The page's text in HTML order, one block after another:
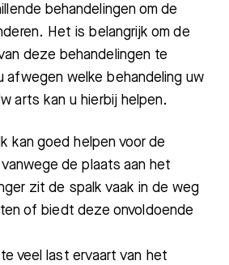
behandelingen om de
Het is belangrijk om de
deze behandelingen te
afwegen welke behandeling uw
arts kan u hierbij helpen.
kan goed helpen voor de
de plaats aan het
zit de spalk vaak in de weg
of biedt deze onvoldoende
veel last ervaart van het